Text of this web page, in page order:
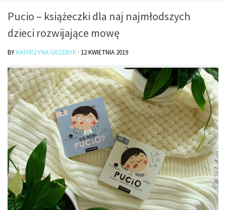
Czytam
Jestem
Jestem kobietą
Jestem dziennikarką
Jestem blogerką
Jestem panią domu
Książki dla dzieci
Poza tym
Pucio – książeczki dla naj najmłodszych
dzieci rozwijające mowę
BY KATARZYNA GRZEBYK · 12 KWIETNIA 2019